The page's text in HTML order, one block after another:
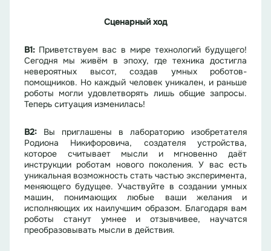
Сценарный ход
В1: Приветствуем вас в мире технологий будущего!
Сегодня мы живём в эпоху, где техника достигла
невероятных высот, создав умных роботов-
помощников. Но каждый человек уникален, и раньше
роботы могли удовлетворять лишь общие запросы.
Теперь ситуация изменилась!
В2: Вы приглашены в лабораторию изобретателя
Родиона Никифоровича, создателя устройства,
которое считывает мысли и мгновенно даёт
инструкции роботам нового поколения. У вас есть
уникальная возможность стать частью эксперимента,
меняющего будущее. Участвуйте в создании умных
машин, понимающих любые ваши желания и
исполняющих их наилучшим образом. Благодаря вам
роботы станут умнее и отзывчивее, научатся
преобразовывать мысли в действия.